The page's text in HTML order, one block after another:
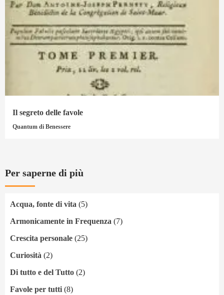
Il segreto delle favole
Quantum di Benessere
Per saperne di più
Acqua, fonte di vita (5)
Armonicamente in Frequenza (7)
Crescita personale (25)
Curiosità (2)
Di tutto e del Tutto (2)
Favole per tutti (8)